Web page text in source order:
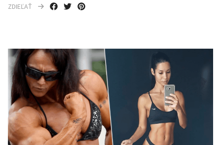
ZDIEĽAŤ